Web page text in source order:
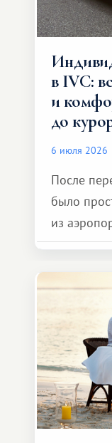
в IVC:
и
до
6 июля 2026
После
было
из
и